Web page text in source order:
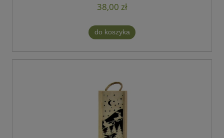
38,00 zł
do koszyka